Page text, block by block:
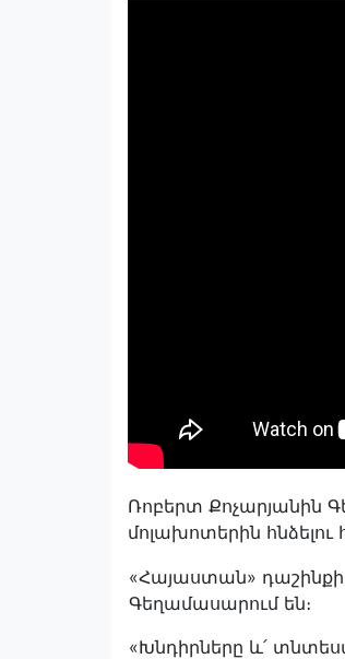
Ռոբերտ Քոչարյանին
մոլախոտերին
«Հայաստան» դաշինքի
Գեղամասարում են։
«Խնդիրները և՛